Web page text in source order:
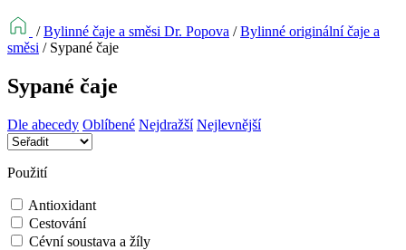
/Bylinné čaje a směsi Dr. Popova /Bylinné originální čaje a
směsi / Sypané čaje
Sypané čaje
Dle abecedy Oblíbené Nejdražší Nejlevnější
Použití
Antioxidant
Cestování
Cévní soustava a žíly